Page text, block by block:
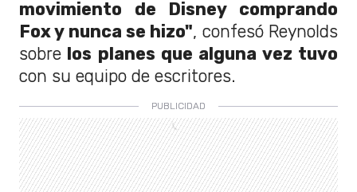
movimiento de Disney comprando
Fox y nunca se hizo", confesó Reynolds
sobre los planes que alguna vez tuvo
con su equipo de escritores.